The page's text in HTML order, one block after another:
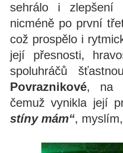
sehrálo i zlepšení
nicméně po první
což prospělo i
její přesnosti,
spoluhráčů
Povraznikové, na
čemuž vynikla její
stíny mám“,